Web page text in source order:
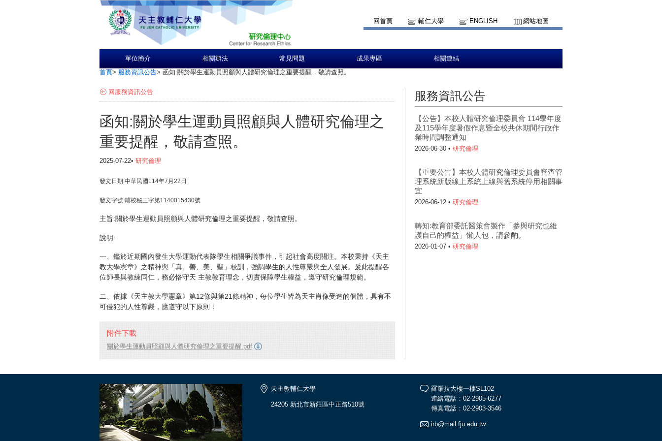
回首頁 輔仁大學 ENGLISH 網站地圖
單位簡介 相關辦法 常見問題 成果專區 相關連結
首頁> 服務資訊公告> 函知:關於學生運動員照顧與人體研究倫理之重要提醒，敬請查照。
回服務資訊公告
函知:關於學生運動員照顧與人體研究倫理之
重要提醒，敬請查照。
2025-07-22• 研究倫理
發文日期:中華民國114年7月22日
發文字號:輔校秘三字第1140015430號
主旨:關於學生運動員照顧與人體研究倫理之重要提醒，敬請查照。
說明:
一、鑑於近期國內發生大學運動代表隊學生相關爭議事件，引起社會高度關注。本校秉持《天主
教大學憲章》之精神與「真、善、美、聖」校訓，強調學生的人性尊嚴與全人發展。爰此提醒各
位師長與教練同仁，務必恪守天 主教教育理念，切實保障學生權益，遵守研究倫理規範。
二、依據《天主教大學憲章》第12條與第21條精神，每位學生皆為天主肖像受造的個體，具有不
可侵犯的人性尊嚴，應遵守以下原則：
附件下載
關於學生運動員照顧與人體研究倫理之重要提醒.pdf
服務資訊公告
【公告】本校人體研究倫理委員會 114學年度
及115學年度暑假作息暨全校共休期間行政作
業時間調整通知
2026-06-30 • 研究倫理
【重要公告】本校人體研究倫理委員會審查管
理系統新版線上系統上線與舊系統停用相關事
宜
2026-06-12 • 研究倫理
轉知:教育部委託醫策會製作「參與研究也維
護自己的權益」懶人包，請參酌。
2026-01-07 • 研究倫理
天主教輔仁大學
24205 新北市新莊區中正路510號
羅耀拉大樓一樓SL102
連絡電話：02-2905-6277
傳真電話：02-2903-3546
irb@mail.fju.edu.tw